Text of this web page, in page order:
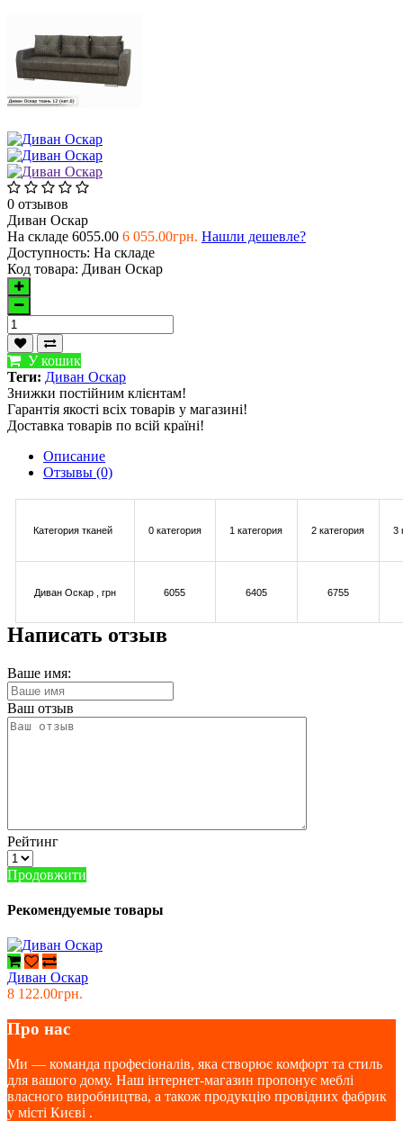
0 отзывов
Диван Оскар
На складе 6055.00 6 055.00грн. Нашли дешевле?
Доступность: На складе
Код товара: Диван Оскар
У кошик
Теги: Диван Оскар
Знижки постійним клієнтам!
Гарантія якості всіх товарів у магазині!
Доставка товарів по всій країні!
Описание
Отзывы (0)
Категория тканей 0 категория 1 категория 2 категория 3
Диван Оскар , грн 6055 6405 6755
Написать отзыв
Ваше имя:
Ваш отзыв
Рейтинг
Продовжити
Рекомендуемые товары
Диван Оскар
8 122.00грн.
Про нас
Ми — команда професіоналів, яка створює комфорт та стиль
для вашого дому. Наш інтернет-магазин пропонує меблі
власного виробництва, а також продукцію провідних фабрик
у місті Києві .